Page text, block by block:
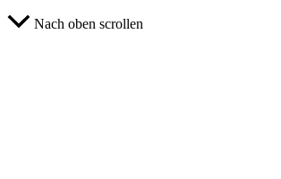
Nach oben scrollen